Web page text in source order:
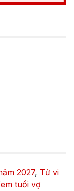
2027, Tử vi
tuổi vợ